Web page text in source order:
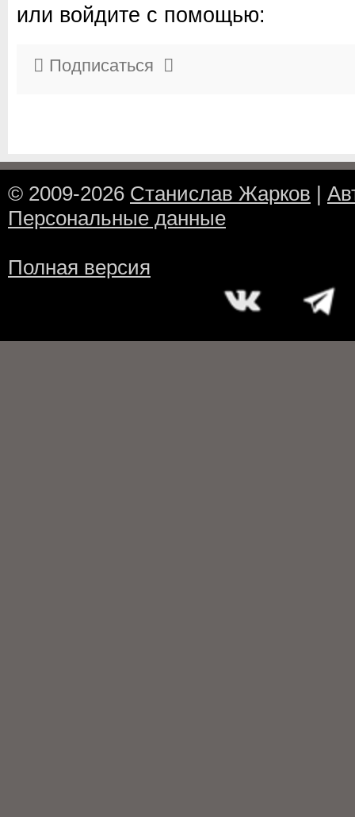
или войдите с помощью:
Подписаться
© 2009-2026 Станислав Жарков |
Персональные данные
Полная версия